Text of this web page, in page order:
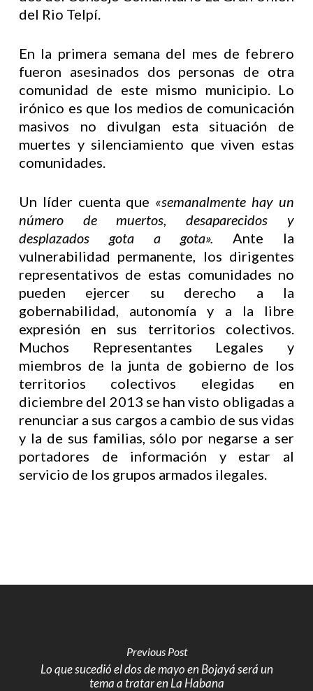
del Rio Telpí.
En la primera semana del mes de febrero
fueron asesinados dos personas de otra
comunidad de este mismo municipio. Lo
irónico es que los medios de comunicación
masivos no divulgan esta situación de
muertes y silenciamiento que viven estas
comunidades.
Un líder cuenta que «semanalmente hay un
número de muertos, desaparecidos y
desplazados gota a gota». Ante la
vulnerabilidad permanente, los dirigentes
representativos de estas comunidades no
pueden ejercer su derecho a la
gobernabilidad, autonomía y a la libre
expresión en sus territorios colectivos.
Muchos Representantes Legales y
miembros de la junta de gobierno de los
territorios colectivos elegidas en
diciembre del 2013 se han visto obligadas a
renunciar a sus cargos a cambio de sus vidas
y la de sus familias, sólo por negarse a ser
portadores de información y estar al
servicio de los grupos armados ilegales.
Previous Post
Lo que sucedió el dos de mayo en Bojayá será un
tema a tratar en La Habana